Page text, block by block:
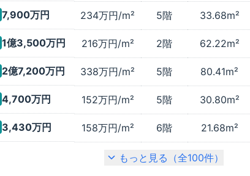
7,900万円 234万円/m² 5階 33.68m²
1億3,500万円 216万円/m² 2階 62.22m²
2億7,200万円 338万円/m² 5階 80.41m²
4,700万円 152万円/m² 5階 30.80m²
3,430万円 158万円/m² 6階 21.68m²
もっと見る（全100件）